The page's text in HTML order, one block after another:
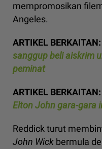
mempromosikan
Angeles.
ARTIKEL BERKAITAN:
sanggup beli aiskrim
peminat
ARTIKEL BERKAITAN:
Elton John gara-gara
Reddick turut
John Wick bermula